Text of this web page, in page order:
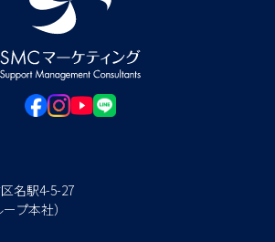
名駅4-5-27
プ本社）